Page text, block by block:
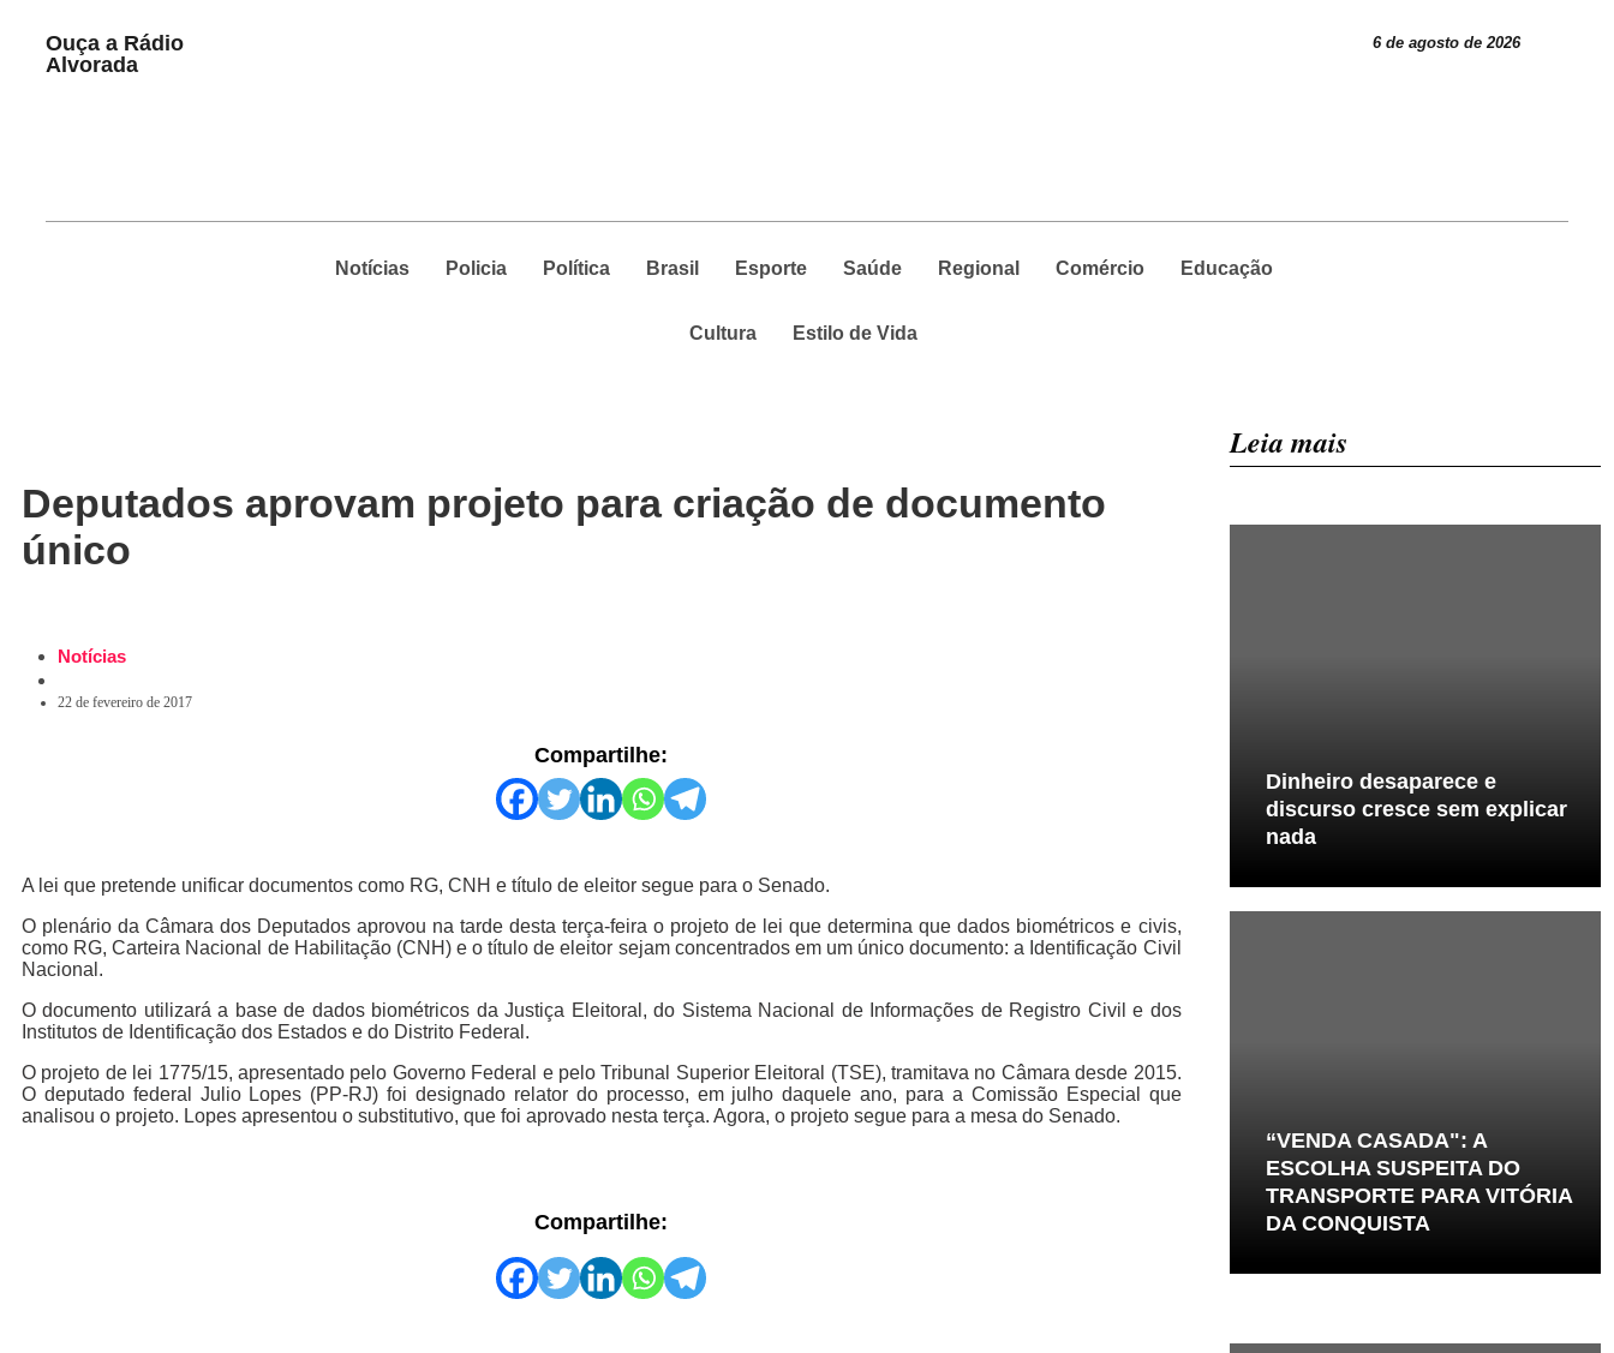
Ouça a Rádio
Alvorada
6 de agosto de 2026
Notícias Policia Política Brasil Esporte Saúde Regional Comércio Educação
Cultura Estilo de Vida
Deputados aprovam projeto para criação de documento
único
Notícias
22 de fevereiro de 2017
Compartilhe:
A lei que pretende unificar documentos como RG, CNH e título de eleitor segue para o Senado.
O plenário da Câmara dos Deputados aprovou na tarde desta terça-feira o projeto de lei que determina que dados biométricos e civis,
como RG, Carteira Nacional de Habilitação (CNH) e o título de eleitor sejam concentrados em um único documento: a Identificação Civil
Nacional.
O documento utilizará a base de dados biométricos da Justiça Eleitoral, do Sistema Nacional de Informações de Registro Civil e dos
Institutos de Identificação dos Estados e do Distrito Federal.
O projeto de lei 1775/15, apresentado pelo Governo Federal e pelo Tribunal Superior Eleitoral (TSE), tramitava no Câmara desde 2015.
O deputado federal Julio Lopes (PP-RJ) foi designado relator do processo, em julho daquele ano, para a Comissão Especial que
analisou o projeto. Lopes apresentou o substitutivo, que foi aprovado nesta terça. Agora, o projeto segue para a mesa do Senado.
Compartilhe:
Leia mais
Dinheiro desaparece e
discurso cresce sem explicar
nada
“VENDA CASADA": A
ESCOLHA SUSPEITA DO
TRANSPORTE PARA VITÓRIA
DA CONQUISTA